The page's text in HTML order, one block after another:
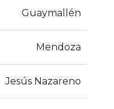
Guaymallén
Mendoza
Jesús Nazareno